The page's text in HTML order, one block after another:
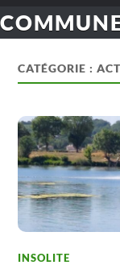
CATÉGORIE :
INSOLITE